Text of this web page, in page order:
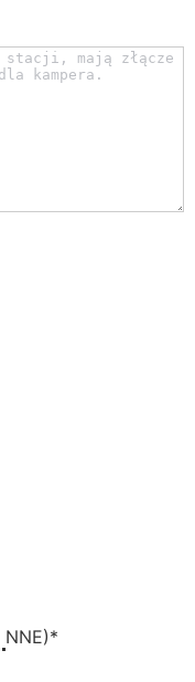
NNE)*